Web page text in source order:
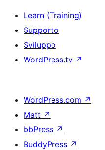
Learn (Training)
Supporto
Sviluppo
WordPress.tv ↗
WordPress.com ↗
Matt ↗
bbPress ↗
BuddyPress ↗